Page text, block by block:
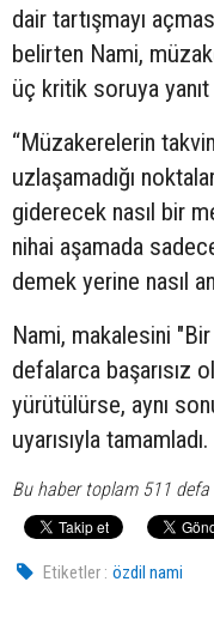
dair tartışmayı
belirten Nami,
üç kritik soruya
“Müzakerelerin
uzlaşamadığı
giderecek nasıl bir
nihai aşamada
demek yerine nasıl
Nami, makalesini
defalarca başarısız
yürütülürse, aynı
uyarısıyla tamamladı.
Bu haber toplam 511
Etiketler : özdil nami